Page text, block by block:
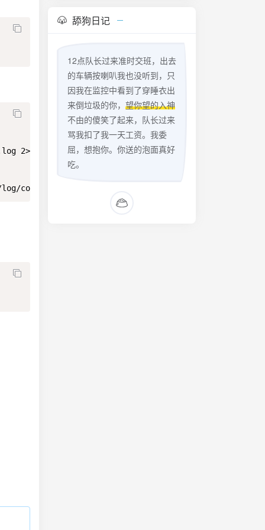
2>&1'
confupdate.log 2>&1'
舔狗日记
12点队长过来准时交班，出去
的车辆按喇叭我也没听到，只
因我在监控中看到了穿睡衣出
来倒垃圾的你， 望你望的入神
不由的傻笑了起来，队长过来
骂我扣了我一天工资。我委
屈，想抱你。你送的泡面真好
吃。